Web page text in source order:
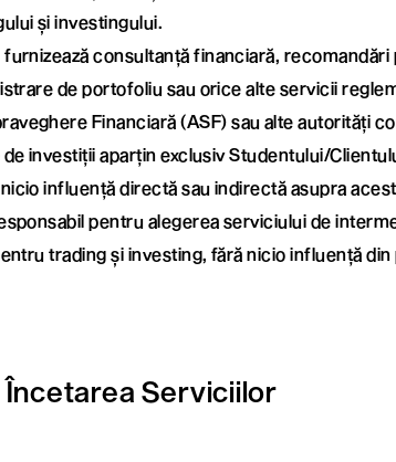
și investingului.
consultanță financiară, recomandări
de portofoliu sau orice alte servicii
Financiară (ASF) sau alte autorități
investiții aparțin exclusiv Studentului/
influență directă sau indirectă asupra
pentru alegerea serviciului de
trading și investing, fără nicio influență din
Încetarea Serviciilor